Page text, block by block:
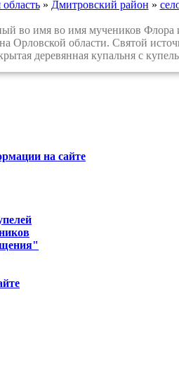
» Дмитровский район »
во имя во имя мучеников Флора
Орловской области. Святой
деревянная купальня с
на сайте